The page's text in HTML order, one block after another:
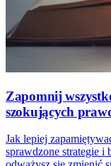
Zapomnij
szokujących
Jak lepiej
sprawdzone strategie i